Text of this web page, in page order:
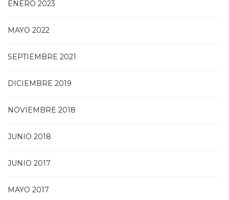
ENERO 2023
MAYO 2022
SEPTIEMBRE 2021
DICIEMBRE 2019
NOVIEMBRE 2018
JUNIO 2018
JUNIO 2017
MAYO 2017